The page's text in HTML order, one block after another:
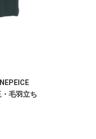
毛羽立ち